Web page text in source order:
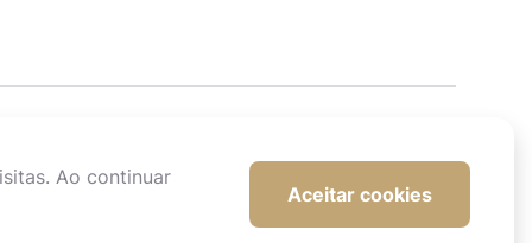
Ao continuar
Aceitar cookies